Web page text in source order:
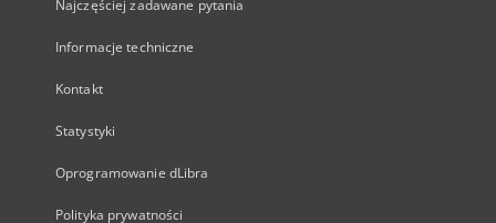
Najczęściej zadawane pytania
Informacje techniczne
Kontakt
Statystyki
Oprogramowanie dLibra
Polityka prywatności